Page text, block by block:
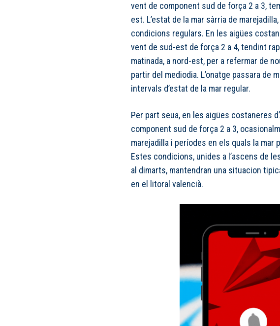
vent de component sud de força 2 a 3,
est. L’estat de la mar sàrria de
condicions regulars. En les aigües
vent de sud-est de força 2 a 4, tendint
matinada, a nord-est, per a refermar de
partir del mediodia. L’onatge passara de
intervals d’estat de la mar regular.
Per part seua, en les aigües costaneres
component sud de força 2 a 3,
marejadilla i períodes en els quals la mar
Estes condicions, unides a l’ascens de
al dimarts, mantendran una situacion
en el litoral valencià.